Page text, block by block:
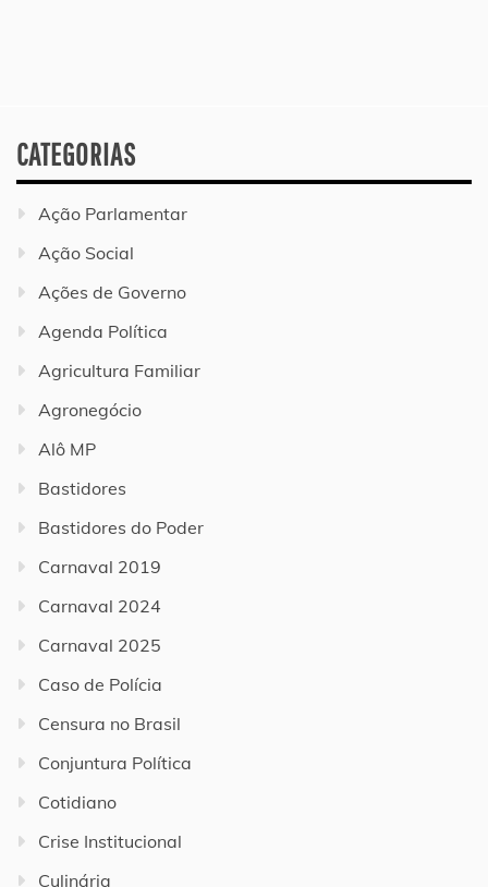
CATEGORIAS
Ação Parlamentar
Ação Social
Ações de Governo
Agenda Política
Agricultura Familiar
Agronegócio
Alô MP
Bastidores
Bastidores do Poder
Carnaval 2019
Carnaval 2024
Carnaval 2025
Caso de Polícia
Censura no Brasil
Conjuntura Política
Cotidiano
Crise Institucional
Culinária